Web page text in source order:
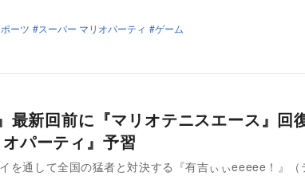
ーツ スーパー マリオパーティ ゲーム
最新回前に『マリオテニスエース』回
パーティ』予習
を通して全国の猛者と対決する『有吉ぃぃeeeee！』（